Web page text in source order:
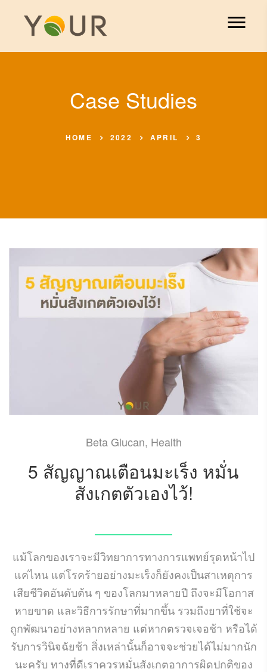
Case Studies
HOME 2022 APRIL 3
Beta Glucan, Health
5 สัญญาณเตือนมะเร็ง หมั่น
สังเกตตัวเองไว้!
แม้โลกของเราจะมีวิทยาการทางการแพทย์รุดหน้าไป
แค่ไหน แต่โรคร้ายอย่างมะเร็งก็ยังคงเป็นสาเหตุการ
เสียชีวิตอันดับต้น ๆ ของโลกมาหลายปี ถึงจะมีโอกาส
หายขาด และวิธีการรักษาที่มากขึ้น รวมถึงยาที่ใช้จะ
ถูกพัฒนาอย่างหลากหลาย แต่หากตรวจเจอช้า หรือได้
รับการวินิจฉัยช้า สิ่งเหล่านั้นก็อาจจะช่วยได้ไม่มากนัก
นะครับ ทางที่ดีเราควรหมั่นสังเกตอาการผิดปกติของ